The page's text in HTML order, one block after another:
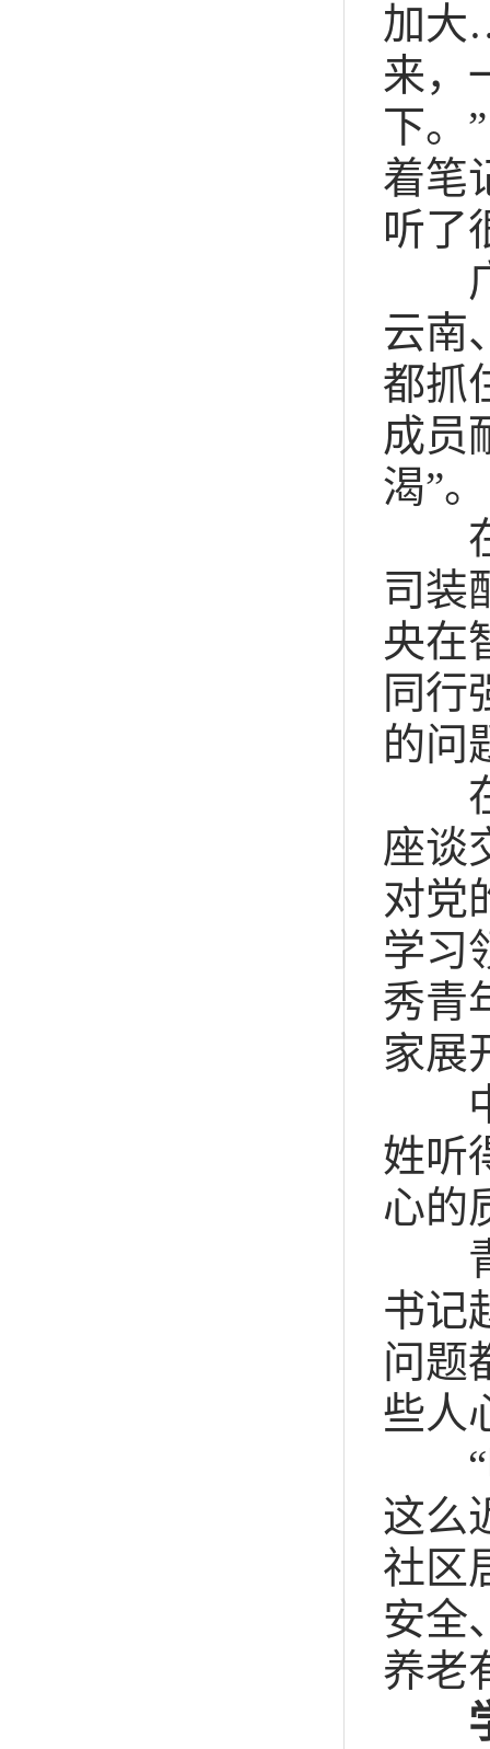
加大
来，
下。
着笔
听了
广
云南
都抓
成员
渴”。
在
司装
央在
同行
的问
在
座谈
对党
学习
秀青
家展
中
姓听
心的
青
书记
问题
些人
“听
这么
社区
安全
养老